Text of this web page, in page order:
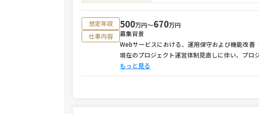
想定年収 500万円〜670万円
仕事内容
募集背景
Webサービスにおける、運用保守および機能改善
現在のプロジェクト運営体制見直しに伴い、プロ
もっと見る